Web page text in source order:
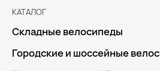
КАТАЛОГ
Складные велосипеды
Городские и шоссейные